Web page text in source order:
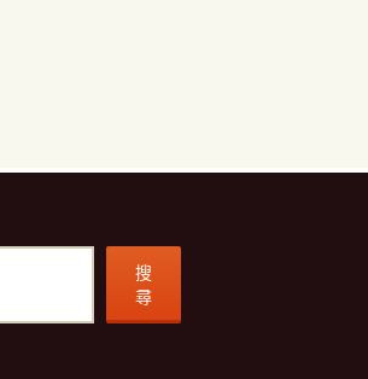
搜
尋